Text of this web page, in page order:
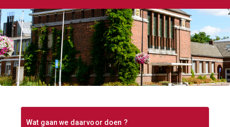
Wat gaan we daarvoor doen ?